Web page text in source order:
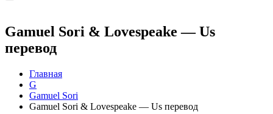
Gamuel Sori & Lovespeake — Us
перевод
Главная
G
Gamuel Sori
Gamuel Sori & Lovespeake — Us перевод